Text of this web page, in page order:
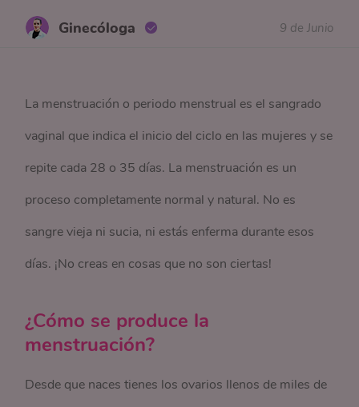
Ginecóloga 9 de Junio
La menstruación o periodo menstrual es el sangrado
vaginal que indica el inicio del ciclo en las mujeres y se
repite cada 28 o 35 días. La menstruación es un
proceso completamente normal y natural. No es
sangre vieja ni sucia, ni estás enferma durante esos
días. ¡No creas en cosas que no son ciertas!
¿Cómo se produce la
menstruación?
Desde que naces tienes los ovarios llenos de miles de